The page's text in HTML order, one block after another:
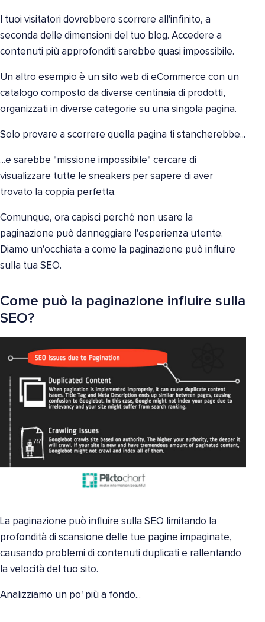
I tuoi visitatori dovrebbero scorrere all'infinito, a
seconda delle dimensioni del tuo blog. Accedere a
contenuti più approfonditi sarebbe quasi impossibile.
Un altro esempio è un sito web di eCommerce con un
catalogo composto da diverse centinaia di prodotti,
organizzati in diverse categorie su una singola pagina.
Solo provare a scorrere quella pagina ti stancherebbe...
...e sarebbe "missione impossibile" cercare di
visualizzare tutte le sneakers per sapere di aver
trovato la coppia perfetta.
Comunque, ora capisci perché non usare la
paginazione può danneggiare l'esperienza utente.
Diamo un'occhiata a come la paginazione può influire
sulla tua SEO.
Come può la paginazione influire sulla
SEO?
La paginazione può influire sulla SEO limitando la
profondità di scansione delle tue pagine impaginate,
causando problemi di contenuti duplicati e rallentando
la velocità del tuo sito.
Analizziamo un po' più a fondo...